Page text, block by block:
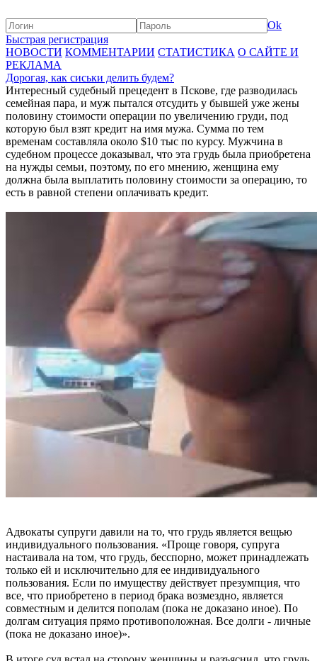
Ok
Быстрая регистрация
НОВОСТИ КОММЕНТАРИИ СТАТИСТИКА О САЙТЕ И
РЕКЛАМА
Дорогая, как сиськи делить будем?
Интересный судебный прецедент в Пскове, где разводилась
семейная пара, и муж пытался отсудить у бывшей уже жены
половину стоимости операции по увеличению груди, под
которую был взят кредит на имя мужа. Сумма по тем
временам составляла около $10 тыс по курсу. Мужчина в
судебном процессе доказывал, что эта грудь была приобретена
на нужды семьи, поэтому, по его мнению, женщина ему
должна была выплатить половину стоимости за операцию, то
есть в равной степени оплачивать кредит.
Адвокаты супруги давили на то, что грудь является вещью
индивидуального пользования. «Проще говоря, супруга
настаивала на том, что грудь, бесспорно, может принадлежать
только ей и исключительно для ее индивидуального
пользования. Если по имуществу действует презумпция, что
все, что приобретено в период брака возмездно, является
совместным и делится пополам (пока не доказано иное). По
долгам ситуация прямо противоположная. Все долги - личные
(пока не доказано иное)».